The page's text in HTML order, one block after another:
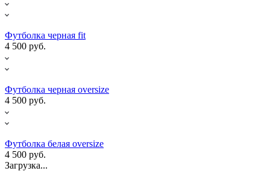
Футболка черная fit
4 500 руб.
Футболка черная oversize
4 500 руб.
Футболка белая oversize
4 500 руб.
Загрузка...